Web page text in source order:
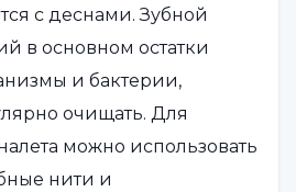
с деснами. Зубной
в основном остатки
и бактерии,
очищать. Для
можно использовать
нити и